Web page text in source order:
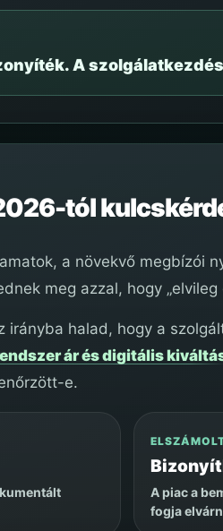
A
tól
a növekvő megbízói
meg azzal, hogy „elvileg
irányba halad, hogy a
ár és digitális
e.
A piac a
fogja